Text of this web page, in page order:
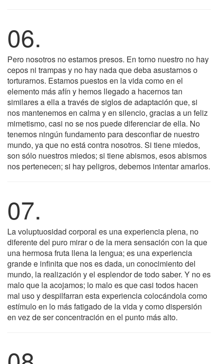
06.
Pero nosotros no estamos presos. En torno nuestro no hay
cepos ni trampas y no hay nada que deba asustarnos o
torturarnos. Estamos puestos en la vida como en el
elemento más afín y hemos llegado a hacernos tan
similares a ella a través de siglos de adaptación que, si
nos mantenemos en calma y en silencio, gracias a un feliz
mimetismo, casi no se nos puede diferenciar de ella. No
tenemos ningún fundamento para desconfiar de nuestro
mundo, ya que no está contra nosotros. Si tiene miedos,
son sólo nuestros miedos; si tiene abismos, esos abismos
nos pertenecen; si hay peligros, debemos intentar amarlos.
07.
La voluptuosidad corporal es una experiencia plena, no
diferente del puro mirar o de la mera sensación con la que
una hermosa fruta llena la lengua; es una experiencia
grande e infinita que nos es dada, un conocimiento del
mundo, la realización y el esplendor de todo saber. Y no es
malo que la acojamos; lo malo es que casi todos hacen
mal uso y despilfarran esta experiencia colocándola como
estímulo en lo más fatigado de la vida y como dispersión
en vez de ser concentración en el punto más alto.